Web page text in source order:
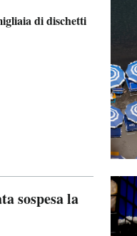
di dischetti
sospesa la